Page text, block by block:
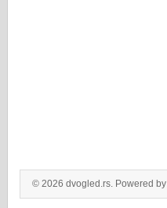
© 2026 dvogled.rs. Powered by